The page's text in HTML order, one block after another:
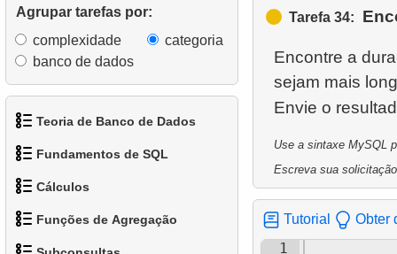
Agrupar tarefas por:
complexidade
categoria
banco de dados
Teoria de Banco de Dados
Dados?
2.O que é SGBD?
Fundamentos de SQL
Cálculos
Funções de Agregação
Encontrar clientes que
viram os mesmos filmes
de voos
Tarefa 34:
Encontre a
sejam mais
Envie o
Use a sintaxe MySQL
Escreva sua
Tutorial Obter
1